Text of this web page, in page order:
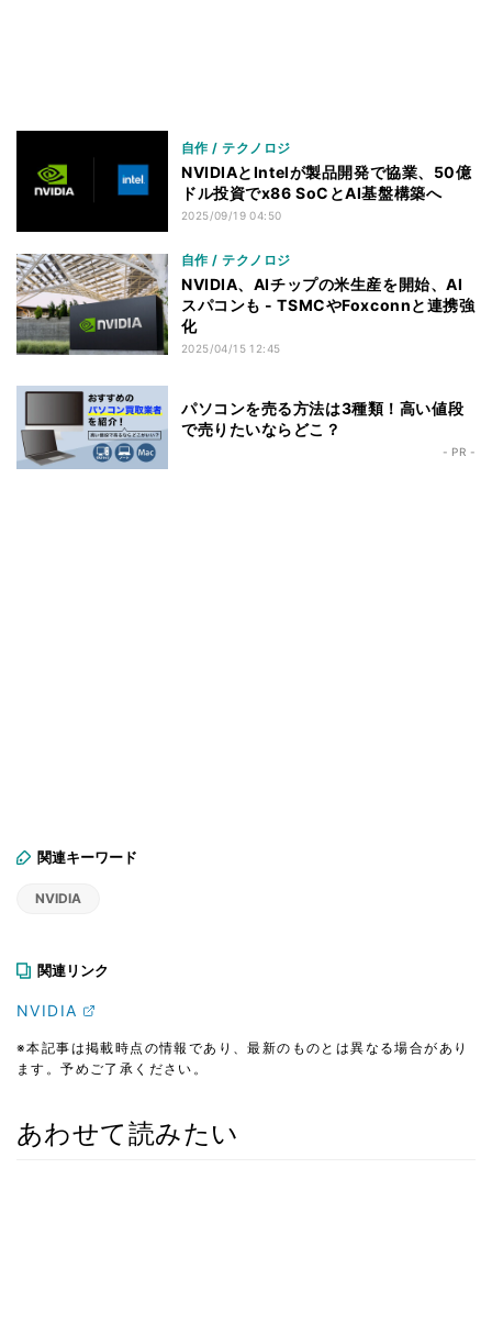
自作 / テクノロジ
NVIDIAとIntelが製品開発で協業、50億
ドル投資でx86 SoCとAI基盤構築へ
2025/09/19 04:50
自作 / テクノロジ
NVIDIA、AIチップの米生産を開始、AI
スパコンも - TSMCやFoxconnと連携強
化
2025/04/15 12:45
パソコンを売る方法は3種類！高い値段
で売りたいならどこ？
- PR -
関連キーワード
NVIDIA
関連リンク
NVIDIA
※本記事は掲載時点の情報であり、最新のものとは異なる場合があり
ます。予めご了承ください。
あわせて読みたい